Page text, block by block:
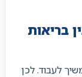
בריאות
לעבוד. לכן